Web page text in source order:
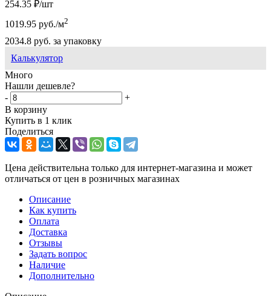
254.35 ₽/шт
1019.95 руб./м2
2034.8 руб. за упаковку
Калькулятор
Много
Нашли дешевле?
-
+
В корзину
Купить в 1 клик
Поделиться
Цена действительна только для интернет-магазина и может
отличаться от цен в розничных магазинах
Описание
Как купить
Оплата
Доставка
Отзывы
Задать вопрос
Наличие
Дополнительно